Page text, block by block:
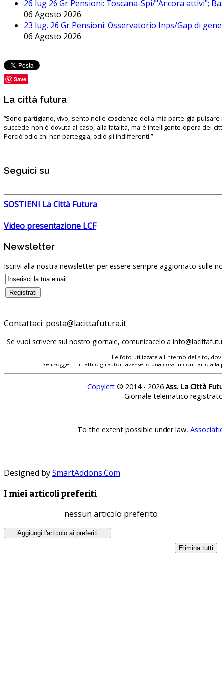
26 lug 26 Gr Pensioni: Toscana-Spi/"Ancora attivi";
06 Agosto 2026
23 lug. 26 Gr Pensioni: Osservatorio Inps/Gap di
06 Agosto 2026
Save
La città futura
“Sono partigiano, vivo, sento nelle coscienze della mia parte già pulsare
succede non è dovuta al caso, alla fatalità, ma è intelligente opera dei
Perciò odio chi non parteggia, odio gli indifferenti.”
Seguici su
SOSTIENI La Città Futura
Video presentazione LCF
Newsletter
Iscrivi alla nostra newsletter per essere sempre aggiornato sulle
Contattaci: posta@lacittafutura.it
Se vuoi scrivere sul nostro giornale, comunicacelo a
Le foto utilizzate all'interno del sito,
Se i soggetti ritratti o gli autori avessero qualcosa in contrario
Copyleft © 2014 - 2026 Ass. La Città
Giornale telematico
To the extent possible under law,
Designed bySmartAddons.Com
I miei articoli preferiti
nessun articolo preferito